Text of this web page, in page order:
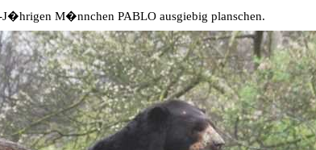
J�hrigen M�nnchen PABLO ausgiebig planschen.